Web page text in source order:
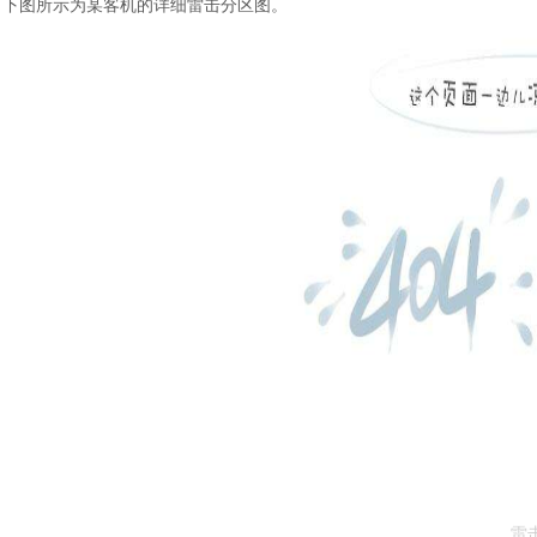
下图所示为某客机的详细雷击分区图。